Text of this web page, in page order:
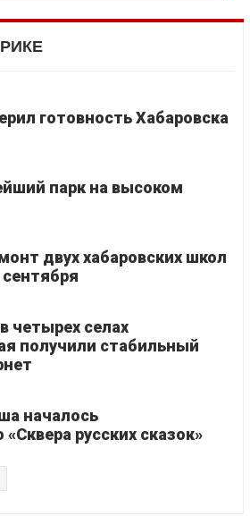
готовность Хабаровска
парк на высоком
двух хабаровских школ
четырех селах
получили стабильный
началось
русских сказок»